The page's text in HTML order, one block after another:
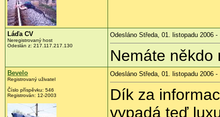
Láďa CV
Neregistrovaný host
Odeslán z: 217.117.217.130
Odesláno Středa, 01. listopadu 2006 -
Nemáte někdo
Bevelo
Registrovaný uživatel
Číslo příspěvku: 546
Registrován: 12-2003
Odesláno Středa, 01. listopadu 2006 -
Dík za
vypadá teď